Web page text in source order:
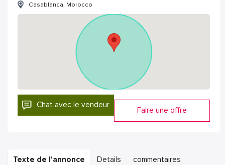
Casablanca, Morocco
Chat avec le vendeur
Faire une offre
Texte de l'annonce Details commentaires